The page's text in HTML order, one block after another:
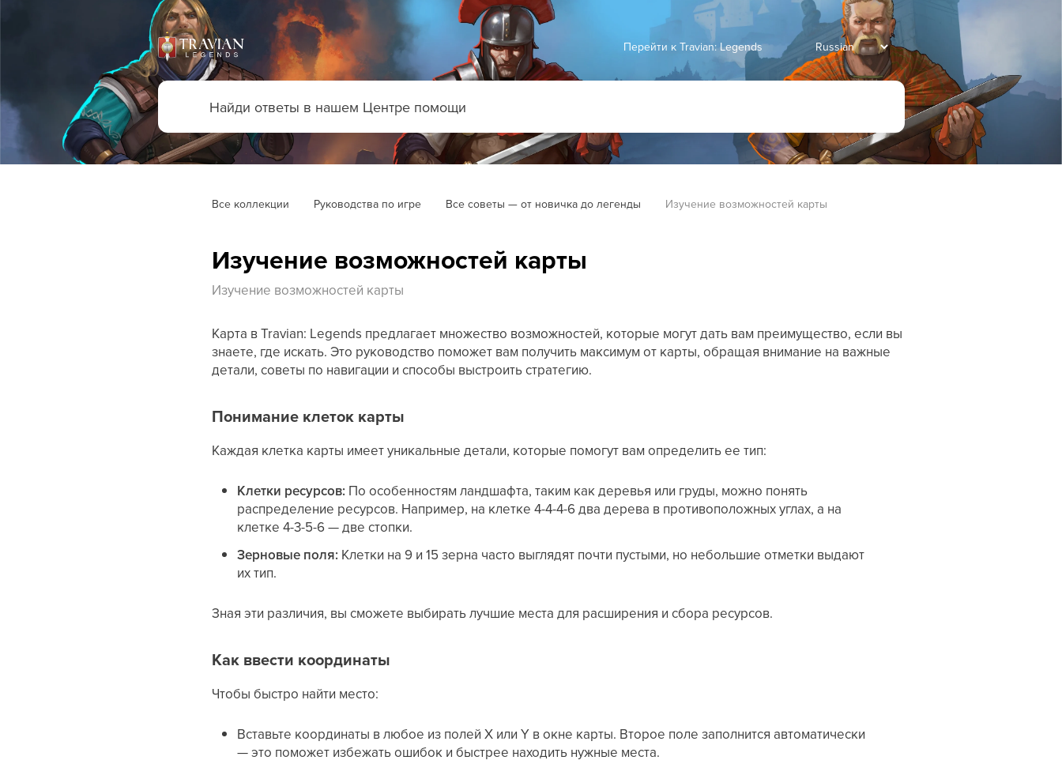
Перейти к Travian: Legends
Все коллекции Руководства по игре Все советы — от новичка до легенды Изучение возможностей карты
Изучение возможностей карты
Изучение возможностей карты
Карта в Travian: Legends предлагает множество возможностей, которые могут дать вам преимущество, если вы
знаете, где искать. Это руководство поможет вам получить максимум от карты, обращая внимание на важные
детали, советы по навигации и способы выстроить стратегию.
Понимание клеток карты
Каждая клетка карты имеет уникальные детали, которые помогут вам определить ее тип:
Клетки ресурсов: По особенностям ландшафта, таким как деревья или груды, можно понять
распределение ресурсов. Например, на клетке 4-4-4-6 два дерева в противоположных углах, а на
клетке 4-3-5-6 — две стопки.
Зерновые поля: Клетки на 9 и 15 зерна часто выглядят почти пустыми, но небольшие отметки выдают
их тип.
Зная эти различия, вы сможете выбирать лучшие места для расширения и сбора ресурсов.
Как ввести координаты
Чтобы быстро найти место:
Вставьте координаты в любое из полей X или Y в окне карты. Второе поле заполнится автоматически
— это поможет избежать ошибок и быстрее находить нужные места.